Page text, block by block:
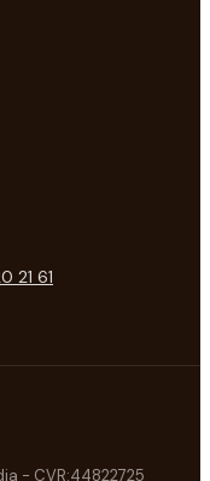
21 61
- CVR:44822725